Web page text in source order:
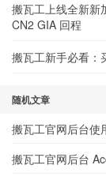
搬瓦工上线全新新
CN2 GIA 回程
搬瓦工新手必看：
随机文章
搬瓦工官网后台使
搬瓦工官网后台